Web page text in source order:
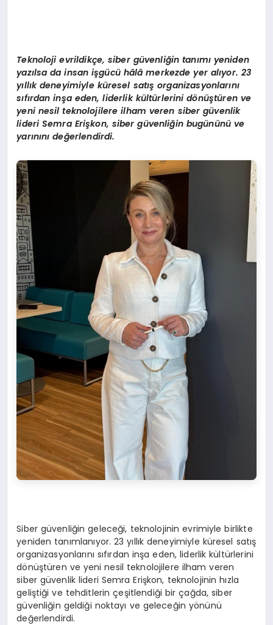
Teknoloji evrildikçe, siber güvenliğin tanımı yeniden
yazılsa da insan işgücü hâlâ merkezde yer alıyor. 23
yıllık deneyimiyle küresel satış organizasyonlarını
sıfırdan inşa eden, liderlik kültürlerini dönüştüren ve
yeni nesil teknolojilere ilham veren siber güvenlik
lideri Semra Erişkon, siber güvenliğin bugününü ve
yarınını değerlendirdi.
Siber güvenliğin geleceği, teknolojinin evrimiyle birlikte
yeniden tanımlanıyor. 23 yıllık deneyimiyle küresel satış
organizasyonlarını sıfırdan inşa eden, liderlik kültürlerini
dönüştüren ve yeni nesil teknolojilere ilham veren
siber güvenlik lideri Semra Erişkon, teknolojinin hızla
geliştiği ve tehditlerin çeşitlendiği bir çağda, siber
güvenliğin geldiği noktayı ve geleceğin yönünü
değerlendirdi.